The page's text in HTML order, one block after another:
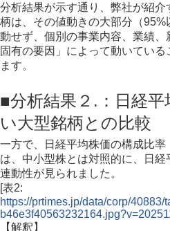
分析結果が示す通り、弊社が紹
柄は、その値動きの大部分（
動せず、個別の事業内容、業績
固有の要因」によって動いてい
ます。
■分析結果２.：日経
い大型銘柄との比較
一方で、日経平均株価の構成比
は、中小型株とは対照的に、日
連動性が見られました。
[表2:
https://prtimes.jp/data/corp/
【解釈】